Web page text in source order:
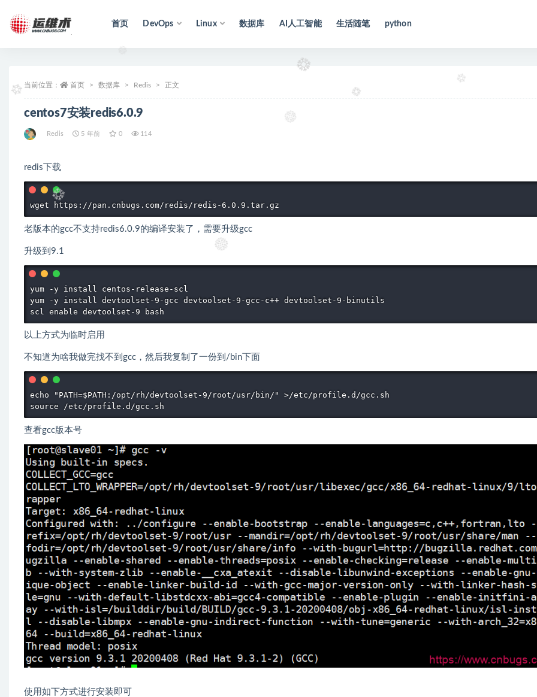
首页 DevOps Linux 数据库 AI人工智能 生活随笔 python
当前位置： 首页 数据库 Redis 正文
centos7安装redis6.0.9
Redis 5 年前 0 114
redis下载
wget https://pan.cnbugs.com/redis/redis-6.0.9.tar.gz
老版本的gcc不支持redis6.0.9的编译安装了，需要升级gcc
升级到9.1
yum -y install centos-release-scl
yum -y install devtoolset-9-gcc devtoolset-9-gcc-c++ devtoolset-9-binutils
scl enable devtoolset-9 bash
以上方式为临时启用
不知道为啥我做完找不到gcc，然后我复制了一份到/bin下面
echo "PATH=$PATH:/opt/rh/devtoolset-9/root/usr/bin/" >/etc/profile.d/gcc.sh
source /etc/profile.d/gcc.sh
查看gcc版本号
使用如下方式进行安装即可